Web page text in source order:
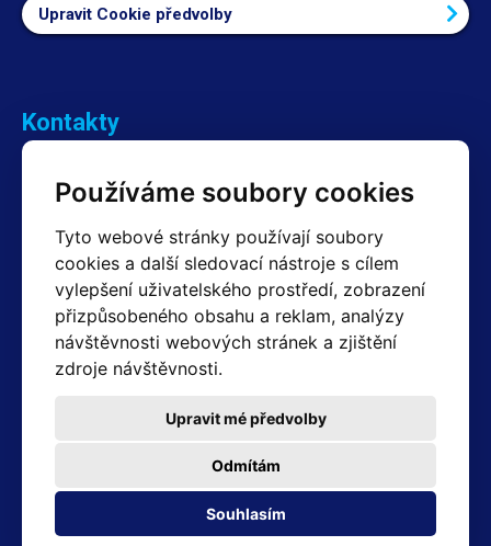
Používáme soubory cookies
Tyto webové stránky používají soubory
cookies a další sledovací nástroje s cílem
vylepšení uživatelského prostředí, zobrazení
přizpůsobeného obsahu a reklam, analýzy
návštěvnosti webových stránek a zjištění
zdroje návštěvnosti.
Souhlasím
Odmítám
Upravit mé předvolby
Upravit Cookie předvolby
Kontakty
+420 603 357 606 +420 605 234 204
Fakturační a expediční oddělení
+420 605 259 759 (Po–Pá: 7:30 – 15:00)
Technické oddělení
+420 603 355 085 (Po–Pá: 8:00 – 16:00)
servis@hotair.cz
Platba jen v hotovosti
Adresa prodejny